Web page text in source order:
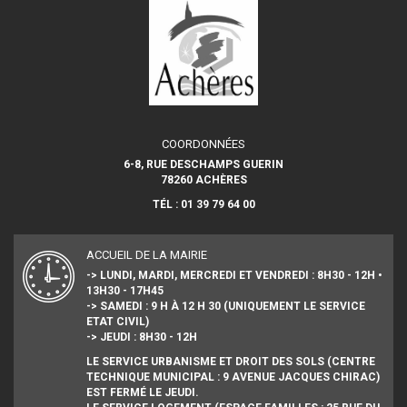
COORDONNÉES
6-8, RUE DESCHAMPS GUERIN
78260 ACHÈRES
TÉL : 01 39 79 64 00
ACCUEIL DE LA MAIRIE
-> LUNDI, MARDI, MERCREDI ET VENDREDI : 8H30 - 12H •
13H30 - 17H45
-> SAMEDI : 9 H À 12 H 30 (UNIQUEMENT LE SERVICE
ETAT CIVIL)
-> JEUDI : 8H30 - 12H
LE SERVICE URBANISME ET DROIT DES SOLS (CENTRE
TECHNIQUE MUNICIPAL : 9 AVENUE JACQUES CHIRAC)
EST FERMÉ LE JEUDI.